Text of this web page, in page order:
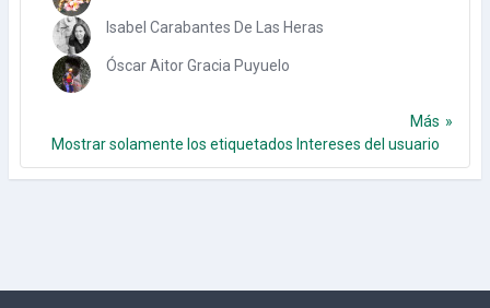
Isabel Carabantes De Las Heras
Óscar Aitor Gracia Puyuelo
Más
Mostrar solamente los etiquetados Intereses del usuario